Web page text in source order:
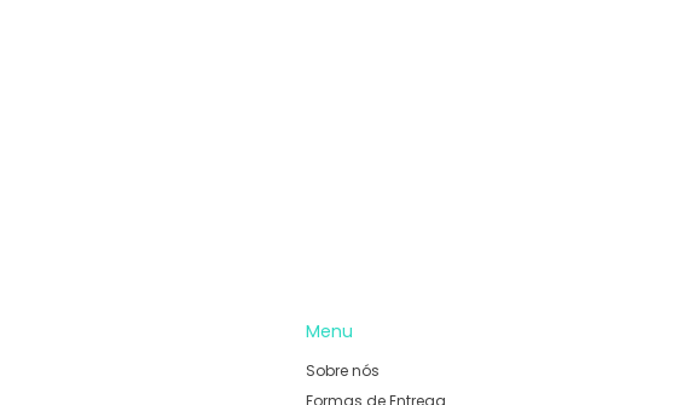
Menu
Sobre nós
Formas de Entrega